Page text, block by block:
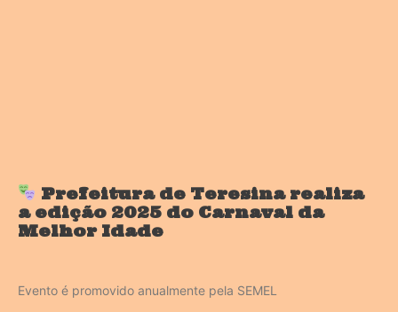
Prefeitura de Teresina realiza
a edição 2025 do Carnaval da
Melhor Idade
Evento é promovido anualmente pela SEMEL